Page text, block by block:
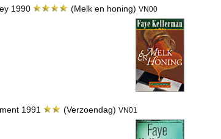
1990 (Melk en honing) VN00
1991 (Verzoendag) VN01